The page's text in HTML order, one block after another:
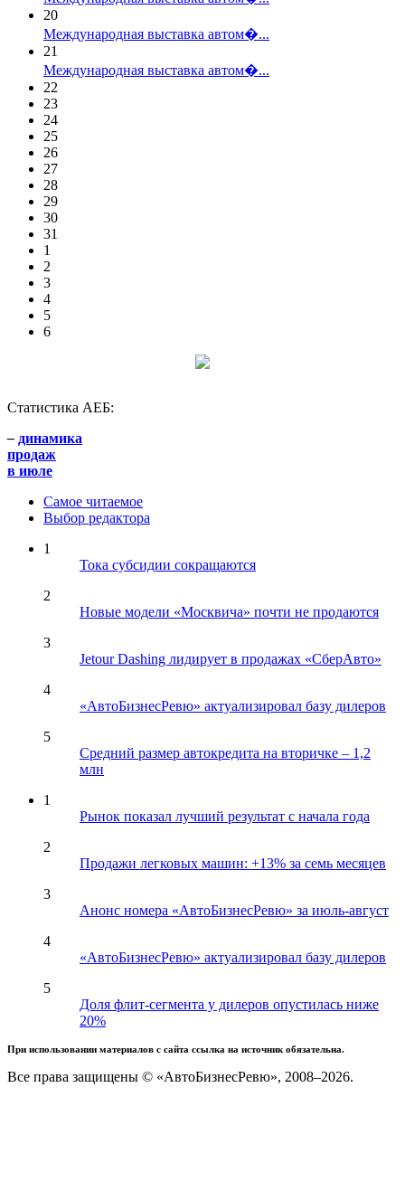
20
Международная выставка автом�...
21
Международная выставка автом�...
22
23
24
25
26
27
28
29
30
31
1
2
3
4
5
6
Статистика АЕБ:
– динамика
продаж
в июле
Самое читаемое
Выбор редактора
1
Тока субсидии сокращаются
2
Новые модели «Москвича» почти не продаются
3
Jetour Dashing лидирует в продажах «СберАвто»
4
«АвтоБизнесРевю» актуализировал базу дилеров
5
Средний размер автокредита на вторичке – 1,2
млн
1
Рынок показал лучший результат с начала года
2
Продажи легковых машин: +13% за семь месяцев
3
Анонс номера «АвтоБизнесРевю» за июль-август
4
«АвтоБизнесРевю» актуализировал базу дилеров
5
Доля флит-сегмента у дилеров опустилась ниже
20%
При использовании материалов с сайта ссылка на источник обязательна.
Все права защищены © «АвтоБизнесРевю», 2008–2026.